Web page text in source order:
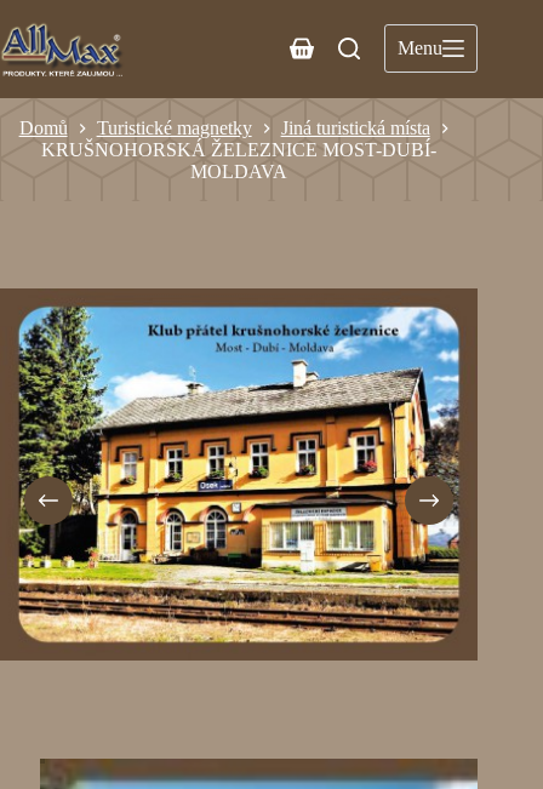
Menu
Domů Turistické magnetky
Jiná turistická místa
KRUŠNOHORSKÁ ŽELEZNICE MOST-DUBÍ-
MOLDAVA